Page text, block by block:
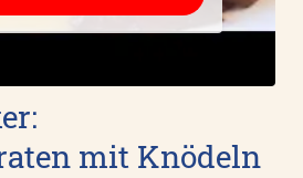
mit Knödeln